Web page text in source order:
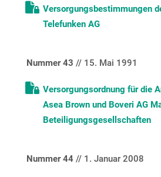
Versorgungsbestimmungen
Telefunken AG
Nummer 43 // 15. Mai 1991
Versorgungsordnung für die
Asea Brown und Boveri AG
Beteiligungsgesellschaften
Nummer 44// 1. Januar 2008